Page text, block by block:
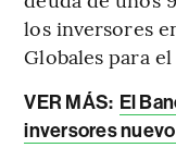
los inversores
Globales para
VER MÁS: El
inversores